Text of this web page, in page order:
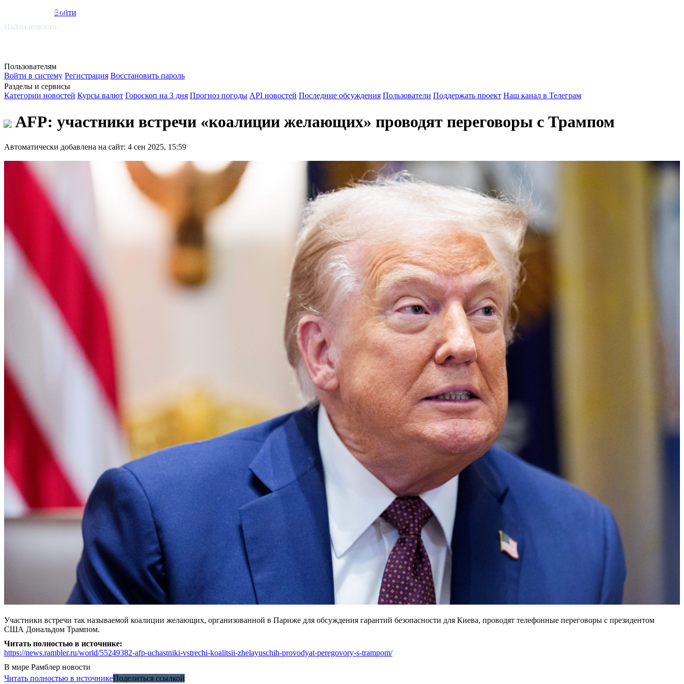
smi.mobi
Войти
Найти новости
Пользователям
Войти в систему Регистрация Восстановить пароль
Разделы и сервисы
Категории новостей Курсы валют Гороскоп на 3 дня Прогноз погоды API новостей Последние обсуждения Пользователи Поддержать проект Наш канал в Телеграм
AFP: участники встречи «коалиции желающих» проводят переговоры с Трампом
Автоматически добавлена на сайт: 4 сен 2025, 15:59
Участники встречи так называемой коалиции желающих, организованной в Париже для обсуждения гарантий безопасности для Киева, проводят телефонные переговоры с президентом
США Дональдом Трампом.
Читать полностью в источнике:
https://news.rambler.ru/world/55249382-afp-uchastniki-vstrechi-koalitsii-zhelayuschih-provodyat-peregovory-s-trampom/
В мире Рамблер новости
Читать полностью в источникеПоделиться ссылкой